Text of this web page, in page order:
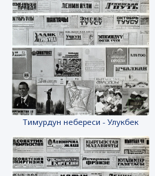
Тимурдун небереси - Улукбек